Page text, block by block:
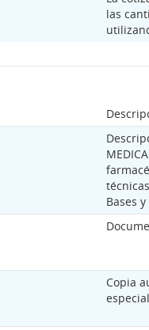
las
Bases
Copia